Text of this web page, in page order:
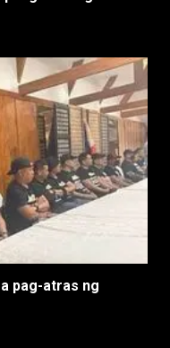
pag-atras ng